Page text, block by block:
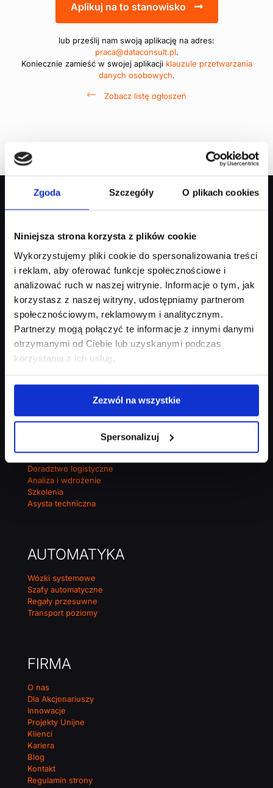
Zgoda Szczegóły O plikach cookies
Niniejsza strona korzysta z plików cookie
Wykorzystujemy pliki cookie do spersonalizowania treści
i reklam, aby oferować funkcje społecznościowe i
analizować ruch w naszej witrynie. Informacje o tym, jak
korzystasz z naszej witryny, udostępniamy partnerom
społecznościowym, reklamowym i analitycznym.
Partnerzy mogą połączyć te informacje z innymi danymi
otrzymanymi od Ciebie lub uzyskanymi podczas
korzystania z ich usług.
Zezwól na wszystkie
Spersonalizuj
Aplikuj na to stanowisko
lub prześlij nam swoją aplikację na adres:
praca@dataconsult.pl.
Koniecznie zamieść w swojej aplikacji klauzule przetwarzania
danych osobowych.
Zobacz listę ogłoszeń
PRODUKTY
Systemy WMS
ExpertWMS®
ExpertWMS® 3PL
ExpertWMS® Smart
ExpertWMS® Online
NuboWMS
NOWOŚĆ
Magazynier
ExpertPACK
Expert LINE RFID
Infrastruktura magazynowa
Doradztwo logistyczne
Analiza i wdrożenie
Szkolenia
Asysta techniczna
AUTOMATYKA
Wózki systemowe
Szafy automatyczne
Regały przesuwne
Transport poziomy
FIRMA
O nas
Dla Akcjonariuszy
Innowacje
Projekty Unijne
Klienci
Kariera
Blog
Kontakt
Regulamin strony